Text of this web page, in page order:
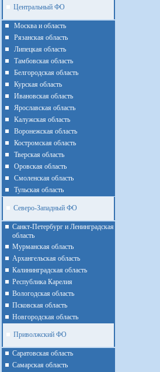
Центральный ФО
Москва и область
Рязанская область
Липецкая область
Тамбовская область
Белгородская область
Курская область
Ивановская область
Ярославская область
Калужская область
Воронежская область
Костромская область
Тверская область
Оровская область
Смоленская область
Тульская область
Северо-Западный ФО
Санкт-Петербург и Ленинградская
область
Мурманская область
Архангельская область
Калининградская область
Республика Карелия
Вологодская область
Псковская область
Новгородская область
Приволжский ФО
Cаратовская область
Cамарская область